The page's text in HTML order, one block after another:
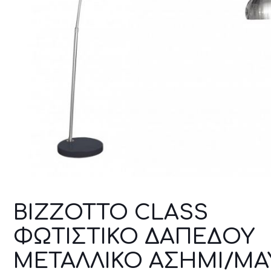
BIZZOTTO CLASS
ΦΩΤΙΣΤΙΚΟ ΔΑΠΕΔΟΥ
ΜΕΤΑΛΛΙΚΟ ΑΣΗΜΙ/